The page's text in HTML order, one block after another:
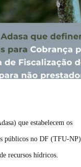
que estabelecem os
públicos no DF (TFU-NP).
recursos hídricos.